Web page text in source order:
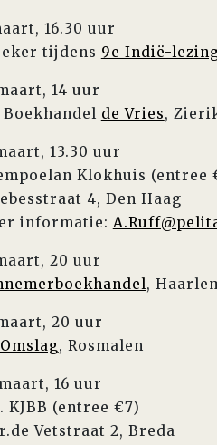
16.30 uur
tijdens 9e Indië-
14 uur
Boekhandel de Vries,
13.30 uur
Klokhuis (entree
4, Den Haag
informatie:
20 uur
,
20 uur
, Rosmalen
16 uur
KJBB (entree €7)
Vetstraat 2, Breda